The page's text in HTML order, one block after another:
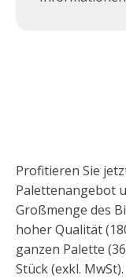
Profitieren Sie
Palettenangebot
Großmenge des
hoher Qualität
ganzen Palette
Stück (exkl.